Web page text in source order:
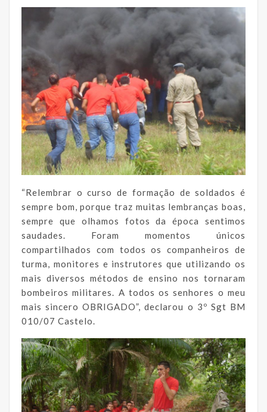
“Relembrar o curso de formação de soldados é
sempre bom, porque traz muitas lembranças boas,
sempre que olhamos fotos da época sentimos
saudades. Foram momentos únicos
compartilhados com todos os companheiros de
turma, monitores e instrutores que utilizando os
mais diversos métodos de ensino nos tornaram
bombeiros militares. A todos os senhores o meu
mais sincero OBRIGADO”, declarou o 3º Sgt BM
010/07 Castelo.